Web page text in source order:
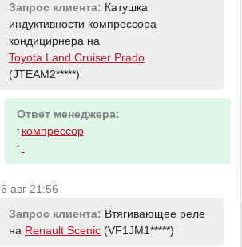
Запрос клиента: Катушка
индуктивности компрессора
кондицирнера на
Toyota Land Cruiser Prado
(JTEAM2*****)
Ответ менеджера:
- компрессор
-
6 авг 21:56
Запрос клиента: Втягивающее реле
на Renault Scenic(VF1JM1*****)